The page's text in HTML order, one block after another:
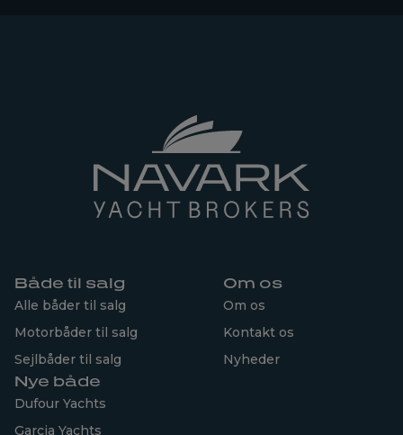
Både til salg
Alle båder til salg
Motorbåder til salg
Sejlbåder til salg
Nye både
Dufour Yachts
Garcia Yachts
Om os
Om os
Kontakt os
Nyheder